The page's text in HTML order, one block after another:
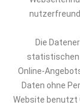
Die
statistischen
Online-
Daten ohne
Website benutzt